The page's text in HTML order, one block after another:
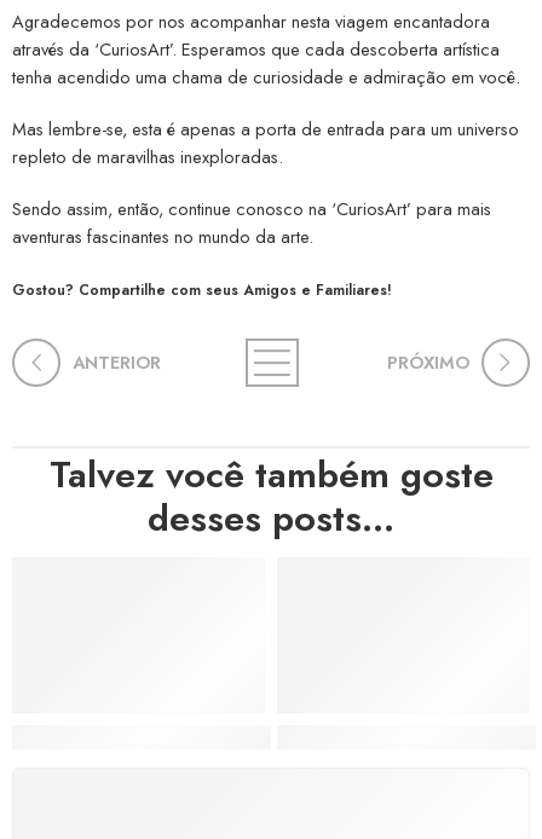
Agradecemos por nos acompanhar nesta viagem encantadora
através da ‘CuriosArt’. Esperamos que cada descoberta artística
tenha acendido uma chama de curiosidade e admiração em você.
Mas lembre-se, esta é apenas a porta de entrada para um universo
repleto de maravilhas inexploradas.
Sendo assim, então, continue conosco na ‘CuriosArt’ para mais
aventuras fascinantes no mundo da arte.
Gostou? Compartilhe com seus Amigos e Familiares!
ANTERIOR PRÓXIMO
Talvez você também goste
desses posts...